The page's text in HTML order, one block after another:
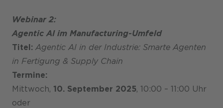
Webinar 2:
Agentic AI im Manufacturing-Umfeld
Titel: Agentic AI in der Industrie: Smarte Agenten
in Fertigung & Supply Chain
Termine:
Mittwoch, 10. September 2025, 10:00 – 11:00 Uhr
oder